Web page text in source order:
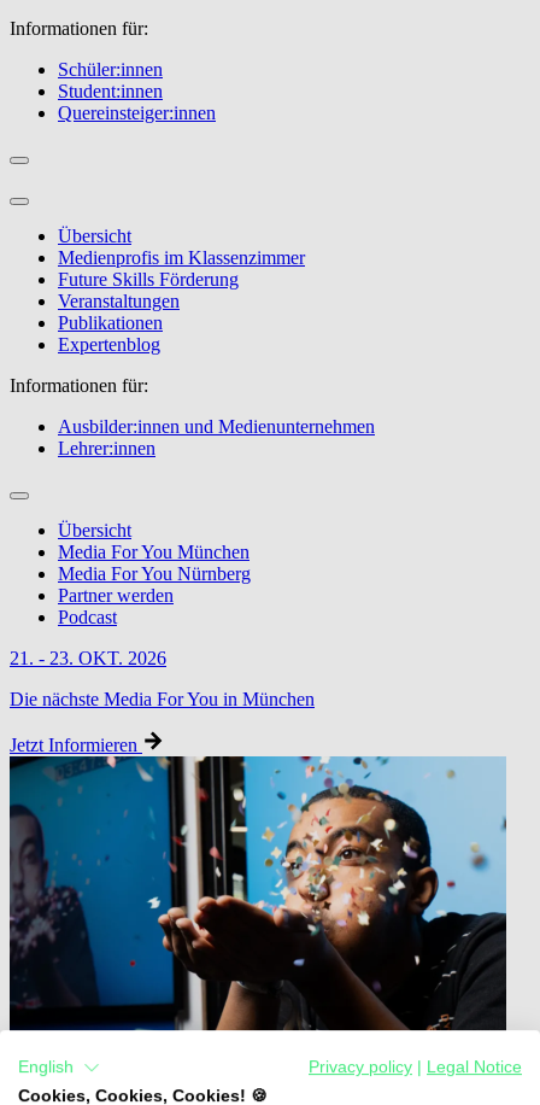
Informationen für:
Schüler:innen
Student:innen
Quereinsteiger:innen
Übersicht
Medienprofis im Klassenzimmer
Future Skills Förderung
Veranstaltungen
Publikationen
Expertenblog
Informationen für:
Ausbilder:innen und Medienunternehmen
Lehrer:innen
Übersicht
Media For You München
Media For You Nürnberg
Partner werden
Podcast
21. - 23. OKT. 2026
Die nächste Media For You in München
Jetzt Informieren
English Privacy policy
Legal Notice
Cookies, Cookies, Cookies! 🍪